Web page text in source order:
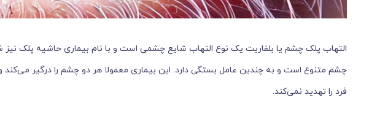
التهاب پلک چشم یا بلفاریت یک نوع التهاب شایع چشمی است و با نام بیماری حاشیه پلک نیز
چشم متنوع است و به چندین عامل بستگی دارد. این بیماری معمولا هر دو چشم را درگیر
فرد را تهدید نمی‌کند.